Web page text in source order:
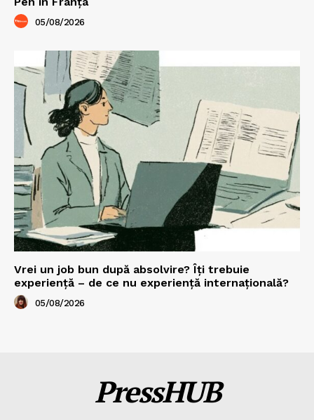
05/08/2026
Vrei un job bun după absolvire? Îți trebuie
experiență – de ce nu experiență internațională?
05/08/2026
PressHUB